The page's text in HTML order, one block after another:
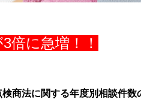
倍に急増！！
商法に関する年度別相談件数